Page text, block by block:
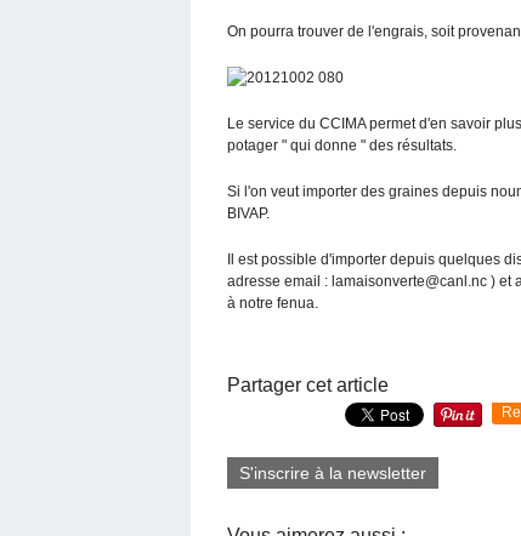
On pourra trouver de l'engrais, soit
Le service du CCIMA permet d'en savoir
potager " qui donne " des résultats.
Si l'on veut importer des graines depuis
BIVAP.
Il est possible d'importer depuis quelques
adresse email : lamaisonverte@canl.nc )
à notre fenua.
Partager cet article
S'inscrire à la newsletter